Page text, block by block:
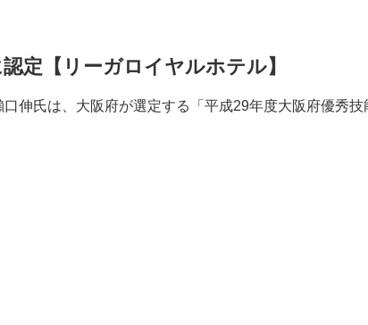
定【リーガロイヤルホテル】
伸氏は、大阪府が選定する「平成29年度大阪府優秀